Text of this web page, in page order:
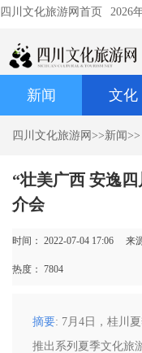
四川文化旅游网首页 2026
新闻 文化
四川文化旅游网 >>新闻
“壮美广西 安逸
介会
时间： 2022-07-04 17:06 来
热度： 7804
摘要: 7月4日，桂川
推出系列夏季文化旅